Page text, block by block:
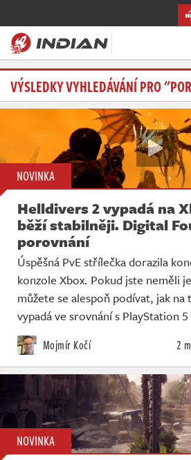
Magazín
Soutěže
Databáze
Komunita
Redakce
Živě
VÝSLEDKY VYHLEDÁVÁNÍ PRO
NOVINKA
Helldivers 2 vypadá na
běží stabilněji. Digital
porovnání
Úspěšná PvE střílečka dorazila
konzole Xbox. Pokud jste neměli
můžete se alespoň podívat, jak
vypadá ve srovnání s PlayStation
Mojmír Kočí 2
NOVINKA